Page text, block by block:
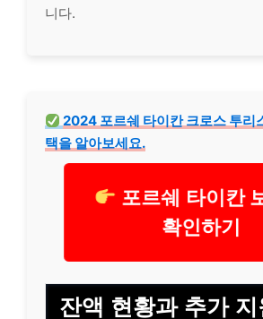
니다.
2024 포르쉐 타이칸 크로스 투리
택을 알아보세요.
포르쉐 타이칸
확인하기
잔액 현황과 추가